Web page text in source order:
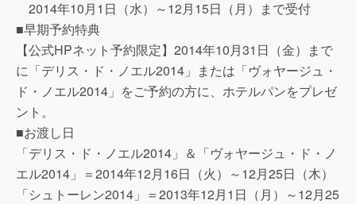
2014年10月1日（水）～12月15日（月）まで受付
■早期予約特典
【公式HPネット予約限定】2014年10月31日（金）まで
に「デリス・ド・ノエル2014」または「ヴォヤージュ・
ド・ノエル2014」をご予約の方に、ホテルパンをプレゼ
ント。
■お渡し日
「デリス・ド・ノエル2014」＆「ヴォヤージュ・ド・ノ
エル2014」＝2014年12月16日（火）～12月25日（木）
「シュトーレン2014」＝2013年12月1日（月）～12月25